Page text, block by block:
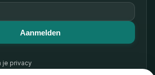
Aanmelden
je privacy